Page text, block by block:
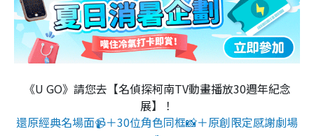
《U GO》請您去【名偵探柯南TV動畫播放30週年紀念
展】！
還原經典名場面📹＋30位角色同框📸＋原創限定感謝劇場